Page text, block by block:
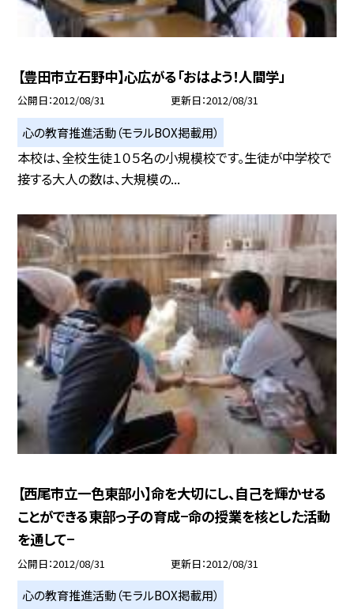
【豊田市立石野中】心広がる「おはよう！人間学」
公開日 2012/08/31 更新日 2012/08/31
心の教育推進活動（モラルBOX掲載用）
本校は、全校生徒１０５名の小規模校です。生徒が中学校で
接する大人の数は、大規模の...
【西尾市立一色東部小】命を大切にし、自己を輝かせる
ことができる東部っ子の育成−命の授業を核とした活動
を通して−
公開日 2012/08/31 更新日 2012/08/31
心の教育推進活動（モラルBOX掲載用）